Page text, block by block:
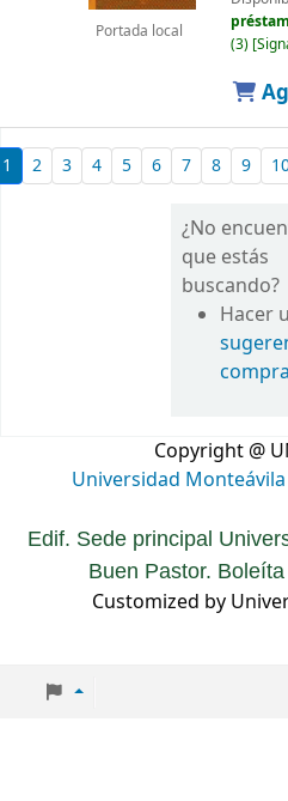
Portada local
(3)
1 2 3 4 5 6 7 8 9
¿No
que estás
buscando?
Hacer
compra
Copyright @
Universidad Monteávila
Edif. Sede principal
Buen Pastor.
Customized by